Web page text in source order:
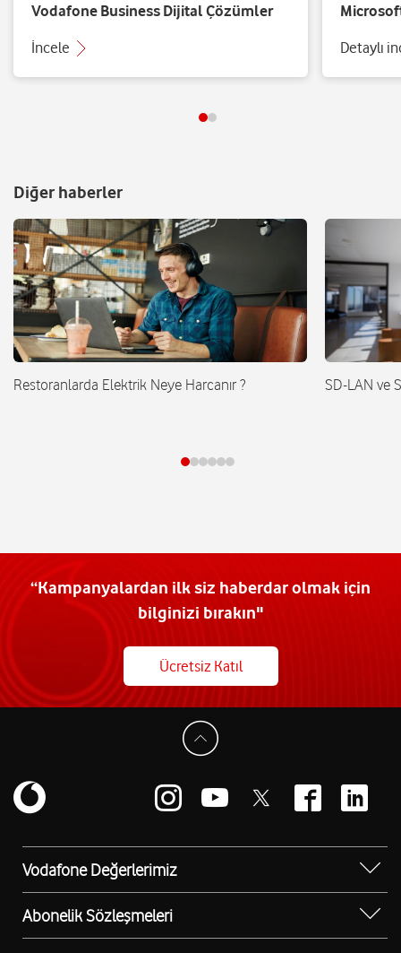
Vodafone Business Dijital Çözümler
İncele Detaylı
Diğer haberler
Restoranlarda Elektrik Neye Harcanır ? SD-LAN ve
“Kampanyalardan ilk siz haberdar olmak için
bilginizi bırakın"
Ücretsiz Katıl
Vodafone Değerlerimiz
Sosyal Destek
Erişilebilir Mağazalar
Abonelik Sözleşmeleri
Kurumsal Tip Abonelik Sözleşmesi